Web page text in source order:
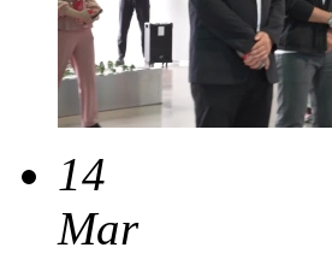
14
Mar